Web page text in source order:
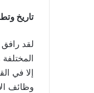
تاريخ
لقد
إلا في
وظائف